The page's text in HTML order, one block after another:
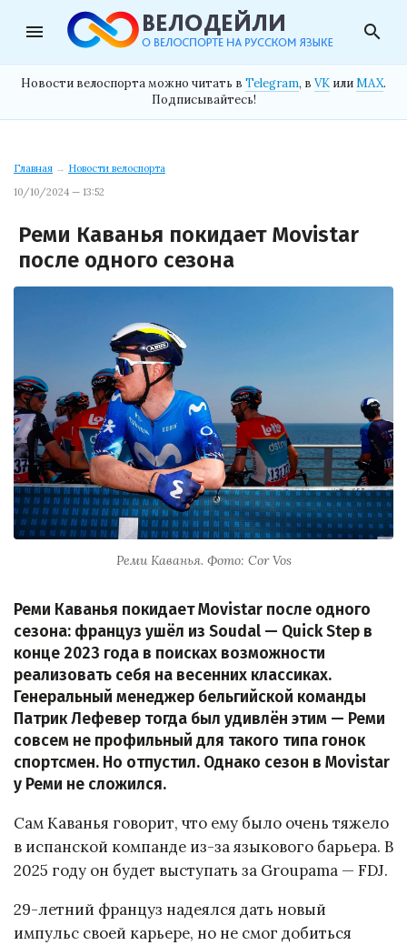
menu search
Новости велоспорта можно читать в Telegram, в VK илиMAX.
Подписывайтесь!
Главная → Новости велоспорта
10/10/2024 — 13:52
Реми Каванья покидает Movistar
после одного сезона
Реми Каванья. Фото: Cor Vos
Реми Каванья покидает Movistar после одного
сезона: француз ушёл из Soudal — Quick Step в
конце 2023 года в поисках возможности
реализовать себя на весенних классиках.
Генеральный менеджер бельгийской команды
Патрик Лефевер тогда был удивлён этим — Реми
совсем не профильный для такого типа гонок
спортсмен. Но отпустил. Однако сезон в Movistar
у Реми не сложился.
Сам Каванья говорит, что ему было очень тяжело
в испанской компанде из-за языкового барьера. В
2025 году он будет выступать за Groupama — FDJ.
29-летний француз надеялся дать новый
импульс своей карьере, но не смог добиться